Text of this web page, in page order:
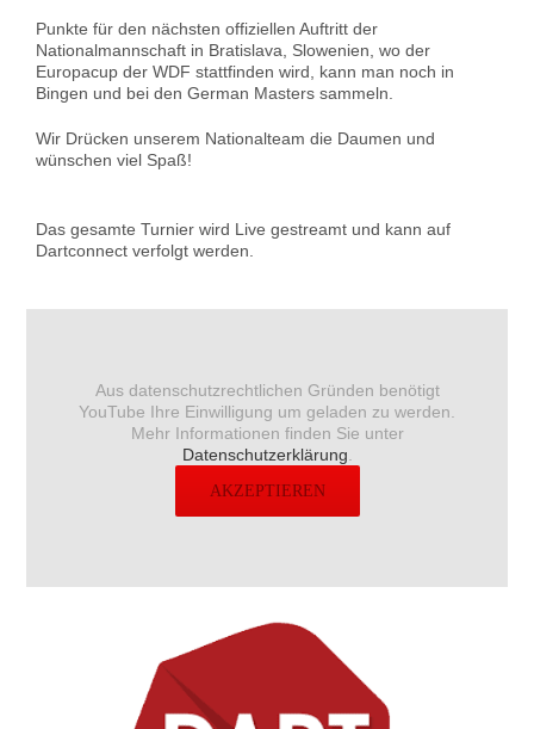
Punkte für den nächsten offiziellen Auftritt der
Nationalmannschaft in Bratislava, Slowenien, wo der
Europacup der WDF stattfinden wird, kann man noch in
Bingen und bei den German Masters sammeln.
Wir Drücken unserem Nationalteam die Daumen und
wünschen viel Spaß!
Das gesamte Turnier wird Live gestreamt und kann auf
Dartconnect verfolgt werden.
Aus datenschutzrechtlichen Gründen benötigt
YouTube Ihre Einwilligung um geladen zu werden.
Mehr Informationen finden Sie unter
Datenschutzerklärung.
AKZEPTIEREN